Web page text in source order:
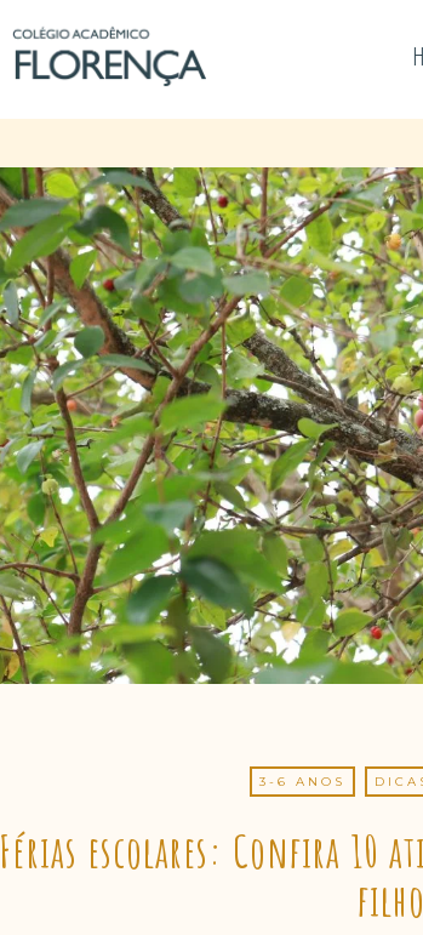
3-6 ANOS
Férias escolares: Confira 10